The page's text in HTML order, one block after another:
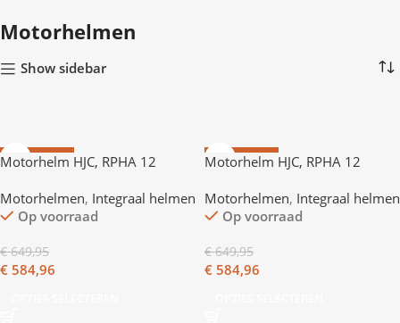
Motorhelmen
Show sidebar
AANBIEDING
Motorhelm HJC, RPHA 12
Motorhelmen, Integraal helmen
Op voorraad
€649,95
€ 584,96
AANBIEDING
Motorhelm HJC, RPHA 12
Motorhelmen, Integraal helmen
Op voorraad
€649,95
€ 584,96